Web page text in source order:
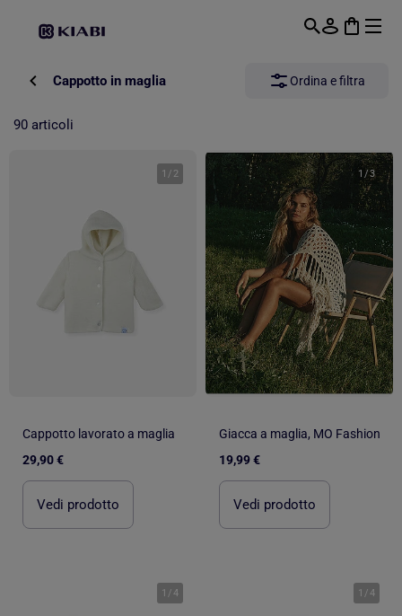
Cappotto in maglia Ordina e filtra
90 articoli
1 / 2
Cappotto lavorato a maglia
29,90 €
Vedi prodotto
1 /3
Giacca a maglia, MO Fashion
19,99 €
Vedi prodotto
1 /4 1 /4